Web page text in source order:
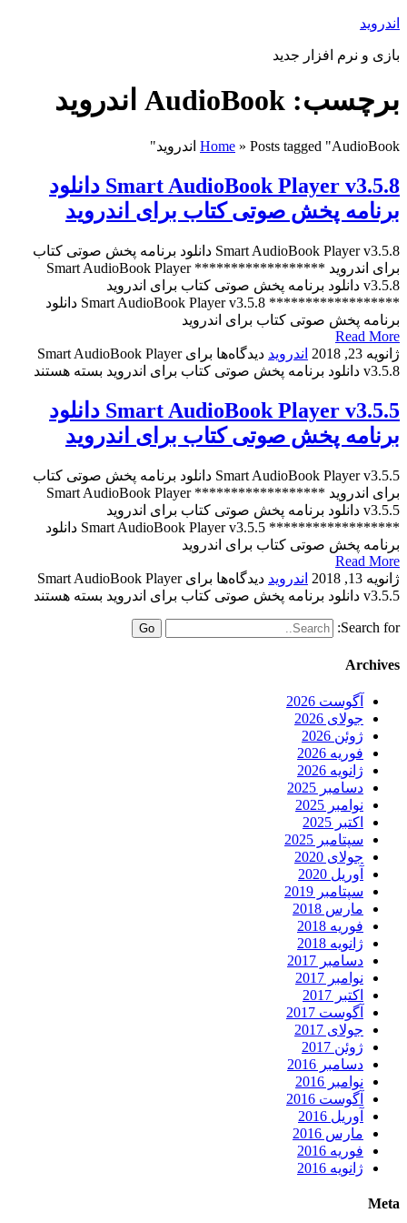
اندروید
بازی و نرم افزار جدید
برچسب: AudioBook اندروید
Home » Posts tagged "AudioBook اندروید"
Smart AudioBook Player v3.5.8 دانلود
برنامه پخش صوتی کتاب برای اندروید
Smart AudioBook Player v3.5.8 دانلود برنامه پخش صوتی کتاب
برای اندروید ****************** Smart AudioBook Player
v3.5.8 دانلود برنامه پخش صوتی کتاب برای اندروید
****************** Smart AudioBook Player v3.5.8 دانلود
برنامه پخش صوتی کتاب برای اندروید
Read More
ژانویه 23, 2018
اندروید دیدگاه‌ها
برای Smart AudioBook Player
v3.5.8 دانلود برنامه پخش صوتی کتاب برای اندروید
بسته هستند
Smart AudioBook Player v3.5.5 دانلود
برنامه پخش صوتی کتاب برای اندروید
Smart AudioBook Player v3.5.5 دانلود برنامه پخش صوتی کتاب
برای اندروید ****************** Smart AudioBook Player
v3.5.5 دانلود برنامه پخش صوتی کتاب برای اندروید
****************** Smart AudioBook Player v3.5.5 دانلود
برنامه پخش صوتی کتاب برای اندروید
Read More
ژانویه 13, 2018
اندروید دیدگاه‌ها
برای Smart AudioBook Player
v3.5.5 دانلود برنامه پخش صوتی کتاب برای اندروید
بسته هستند
Search for:
Archives
آگوست 2026
جولای 2026
ژوئن 2026
فوریه 2026
ژانویه 2026
دسامبر 2025
نوامبر 2025
اکتبر 2025
سپتامبر 2025
جولای 2020
آوریل 2020
سپتامبر 2019
مارس 2018
فوریه 2018
ژانویه 2018
دسامبر 2017
نوامبر 2017
اکتبر 2017
آگوست 2017
جولای 2017
ژوئن 2017
دسامبر 2016
نوامبر 2016
آگوست 2016
آوریل 2016
مارس 2016
فوریه 2016
ژانویه 2016
Meta